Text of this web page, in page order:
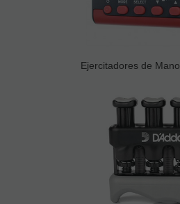
Ejercitadores de Mano